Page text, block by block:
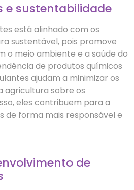
e sustentabilidade
está alinhado com os
sustentável, pois promove
o meio ambiente e a saúde do
de produtos químicos
ajudam a minimizar os
agricultura sobre os
eles contribuem para a
de forma mais responsável e
de